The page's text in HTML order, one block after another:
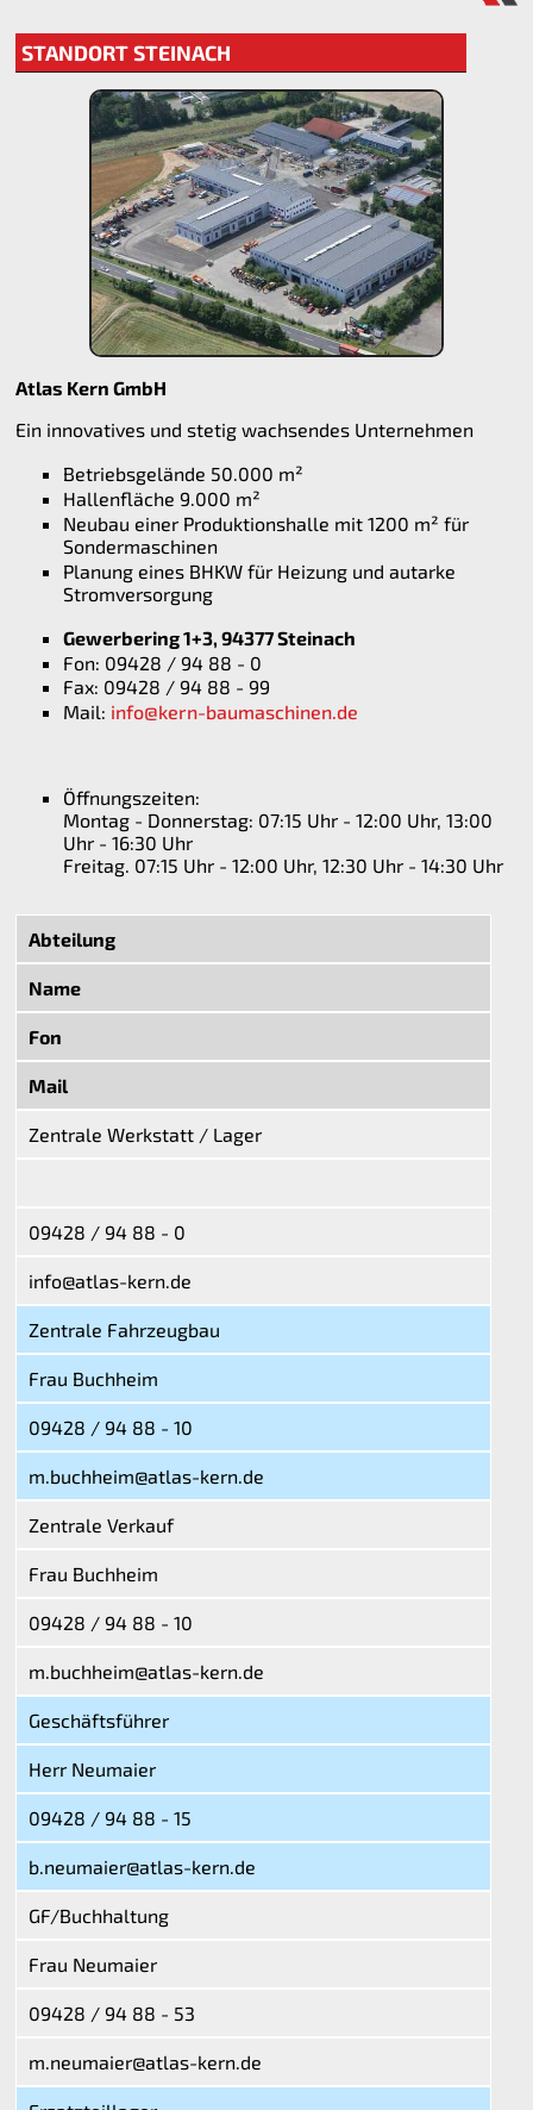
STANDORT STEINACH
Atlas Kern GmbH
Ein innovatives und stetig wachsendes Unternehmen
Betriebsgelände 50.000 m²
Hallenfläche 9.000 m²
Neubau einer Produktionshalle mit 1200 m² für
Sondermaschinen
Planung eines BHKW für Heizung und autarke
Stromversorgung
Gewerbering 1+3, 94377 Steinach
Fon: 09428 / 94 88 - 0
Fax: 09428 / 94 88 - 99
Mail: info@kern-baumaschinen.de
Öffnungszeiten:
Montag - Donnerstag: 07:15 Uhr - 12:00 Uhr, 13:00
Uhr - 16:30 Uhr
Freitag. 07:15 Uhr - 12:00 Uhr, 12:30 Uhr - 14:30 Uhr
Abteilung
Name
Fon
Mail
Zentrale Werkstatt / Lager
09428 / 94 88 - 0
info@atlas-kern.de
Zentrale Fahrzeugbau
Frau Buchheim
09428 / 94 88 - 10
m.buchheim@atlas-kern.de
Zentrale Verkauf
Frau Buchheim
09428 / 94 88 - 10
m.buchheim@atlas-kern.de
Geschäftsführer
Herr Neumaier
09428 / 94 88 - 15
b.neumaier@atlas-kern.de
GF/Buchhaltung
Frau Neumaier
09428 / 94 88 - 53
m.neumaier@atlas-kern.de